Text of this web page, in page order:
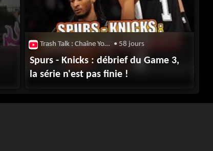
Trash Talk : Chaîne Youtube • 58 jours
Spurs - Knicks : débrief du Game 3,
la série n'est pas finie !